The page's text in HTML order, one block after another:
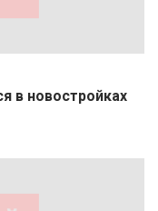
в новостройках